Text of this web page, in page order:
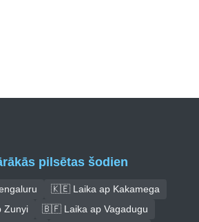
pilsētas šodien
🇰🇪 Laika ap Kakamega
🇧🇫 Laika ap Vagadugu